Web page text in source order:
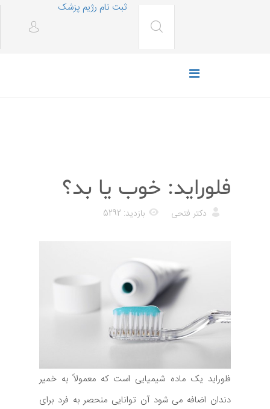
ثبت نام رژیم پزشک
فلوراید: خوب یا بد؟
دکتر فتحی بازدید: 5292
فلوراید یک ماده شیمیایی است که معمولاً به خمیر
دندان اضافه می شود آن توانایی منحصر به فرد برای